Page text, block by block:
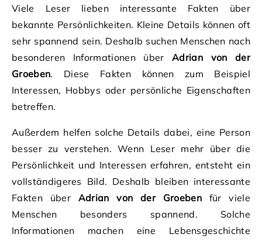
Viele Leser lieben interessante Fakten über
bekannte Persönlichkeiten. Kleine Details können oft
sehr spannend sein. Deshalb suchen Menschen nach
besonderen Informationen überAdrian von der
Groeben. Diese Fakten können zum Beispiel
Interessen, Hobbys oder persönliche Eigenschaften
betreffen.
Außerdem helfen solche Details dabei, eine Person
besser zu verstehen. Wenn Leser mehr über die
Persönlichkeit und Interessen erfahren, entsteht ein
vollständigeres Bild. Deshalb bleiben interessante
Fakten über Adrian von der Groebenfür viele
Menschen besonders spannend. Solche
Informationen machen eine Lebensgeschichte